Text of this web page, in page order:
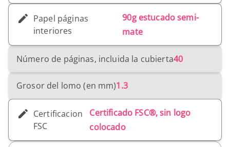
Papel páginas
interiores
90g estucado semi-
mate
Número de páginas, incluida la cubierta40
Grosor del lomo (en mm)1.3
Certificacion
FSC
Certificado FSC®, sin logo
colocado